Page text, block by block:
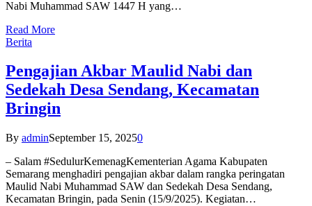
Nabi Muhammad SAW 1447 H yang…
Read More
Berita
Pengajian Akbar Maulid Nabi dan
Sedekah Desa Sendang, Kecamatan
Bringin
By adminSeptember 15, 20250
– Salam #SedulurKemenagKementerian Agama Kabupaten
Semarang menghadiri pengajian akbar dalam rangka peringatan
Maulid Nabi Muhammad SAW dan Sedekah Desa Sendang,
Kecamatan Bringin, pada Senin (15/9/2025). Kegiatan…